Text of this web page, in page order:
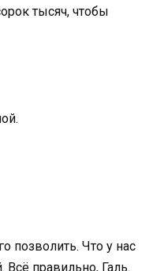
тысяч, чтобы
позволить. Что у нас
Всё правильно, Галь.